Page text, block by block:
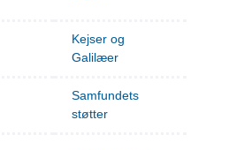
Kejser og
Galilæer
Samfundets
støtter